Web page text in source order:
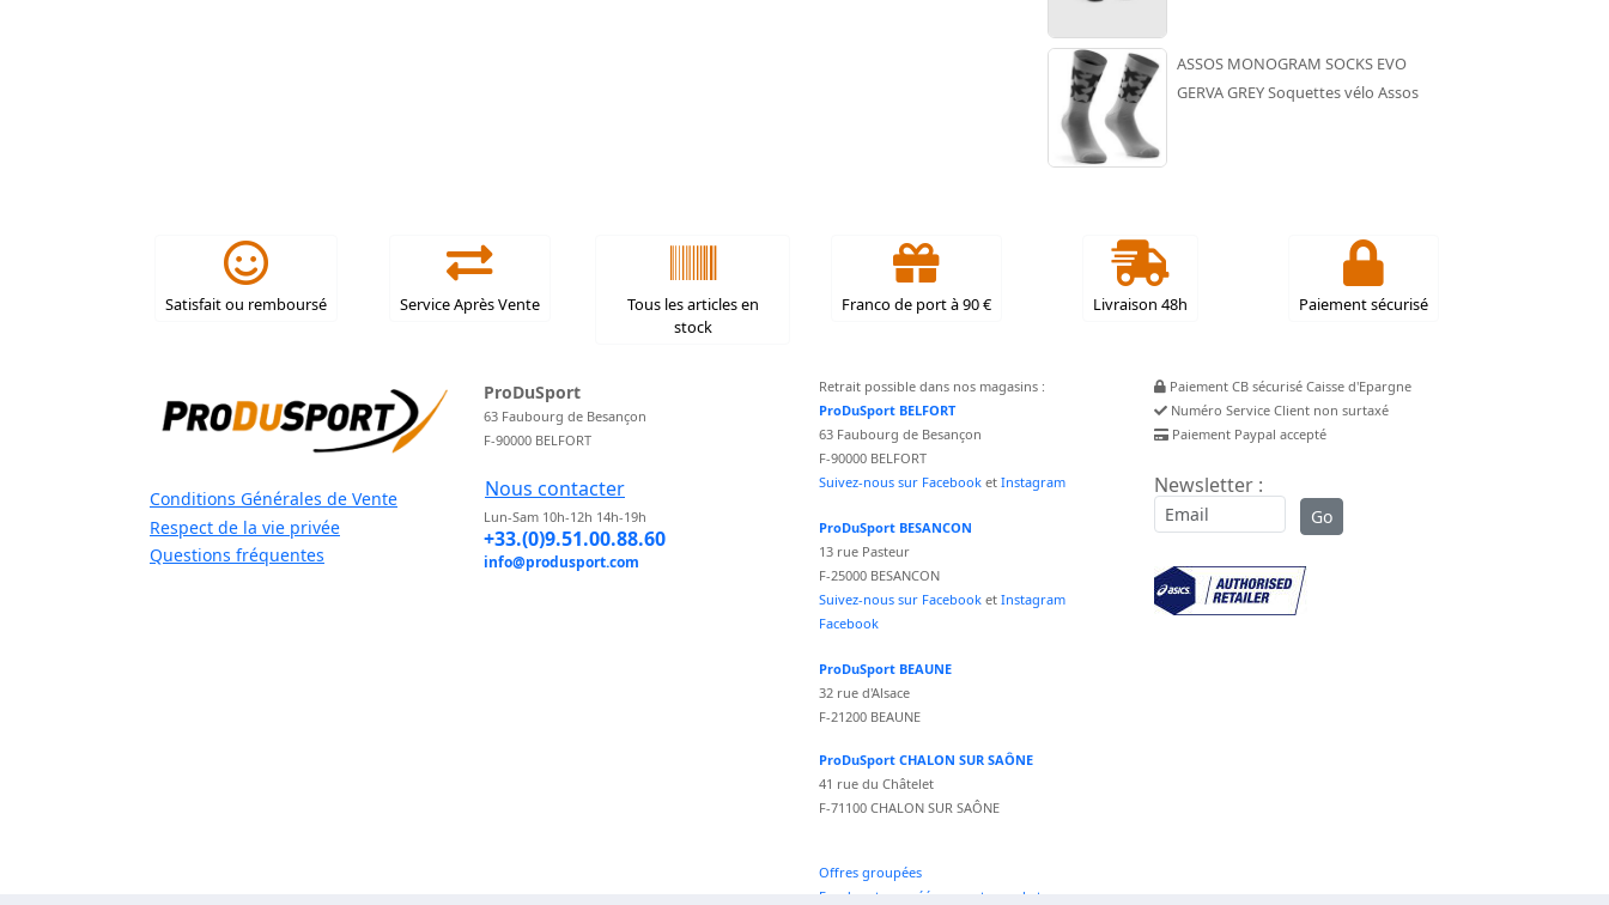
ASSOS MONOGRAM SOCKS EVO
GERVA GREY Soquettes vélo Assos
Satisfait ou remboursé Service Après Vente
Tous les articles en
stock
Franco de port à 90 € Livraison 48h Paiement sécurisé
Conditions Générales de Vente
Respect de la vie privée
Questions fréquentes
ProDuSport
63 Faubourg de Besançon
F-90000 BELFORT
Nous contacter
Lun-Sam 10h-12h 14h-19h
+33.(0)9.51.00.88.60
info@produsport.com
Retrait possible dans nos magasins :
ProDuSport BELFORT
63 Faubourg de Besançon
F-90000 BELFORT
Suivez-nous sur Facebook et Instagram
ProDuSport BESANCON
13 rue Pasteur
F-25000 BESANCON
Suivez-nous sur Facebook et Instagram
Facebook
ProDuSport BEAUNE
32 rue d'Alsace
F-21200 BEAUNE
ProDuSport CHALON SUR SAÔNE
41 rue du Châtelet
F-71100 CHALON SUR SAÔNE
Offres groupées
Fond vecteur créé par vectorpocket -
Paiement CB sécurisé Caisse d'Epargne
Numéro Service Client non surtaxé
Paiement Paypal accepté
Newsletter :